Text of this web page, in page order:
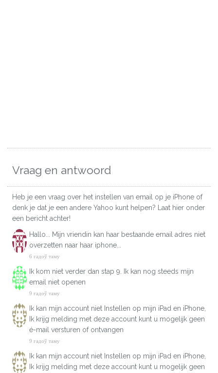
Vraag en antwoord
Heb je een vraag over het instellen van email op je iPhone of
denk je dat je een andere Yahoo kunt helpen? Laat hier onder
een bericht achter!
Hallo... Mijn vriendin kan haar bestaande email adres niet
overzetten naar haar iphone...
6 гадоў таму
Ik kom niet verder dan stap 9. Ik kan nog steeds mijn
email niet openen
9 гадоў таму
Ik kan mijn account niet Instellen op mijn iPad en iPhone,
Ik krijg melding met deze account kunt u mogelijk geen
é-mail versturen of ontvangen
9 гадоў таму
Ik kan mijn account niet Instellen op mijn iPad en iPhone,
Ik krijg melding met deze account kunt u mogelijk geen